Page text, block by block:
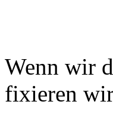
Wenn wir
fixieren